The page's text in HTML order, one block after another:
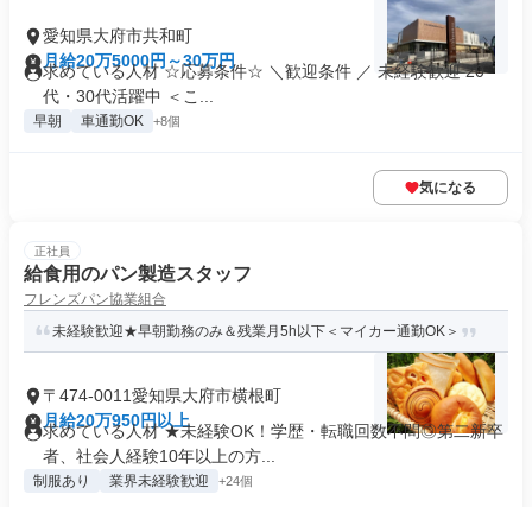
愛知県大府市共和町
月給20万5000円～30万円
求めている人材 ☆応募条件☆ ＼歓迎条件 ／ 未経験歓迎 20
代・30代活躍中 ＜こ...
早朝 車通勤OK +8個
気になる
正社員
給食用のパン製造スタッフ
フレンズパン協業組合
未経験歓迎★早朝勤務のみ＆残業月5h以下＜マイカー通勤OK＞
〒474-0011愛知県大府市横根町
月給20万950円以上
求めている人材 ★未経験OK！学歴・転職回数不問◎第二新卒
者、社会人経験10年以上の方...
制服あり 業界未経験歓迎 +24個